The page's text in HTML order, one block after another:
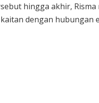
hingga akhir,
dengan hubungan